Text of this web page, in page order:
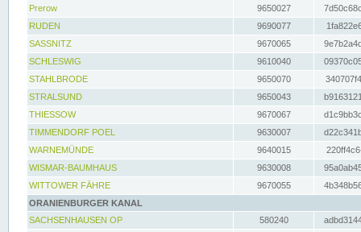
Prerow
9650027
RUDEN
9690077
SASSNITZ
9670065
SCHLESWIG
9610040
STAHLBRODE
9650070
STRALSUND
9650043
THIESSOW
9670067
TIMMENDORF POEL
9630007
WARNEMÜNDE
9640015
WISMAR-BAUMHAUS
9630008
WITTOWER FÄHRE
9670055
ORANIENBURGER KANAL
SACHSENHAUSEN OP
580240